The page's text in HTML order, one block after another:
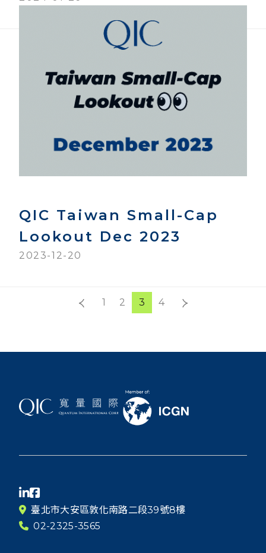
QIC Taiwan Small-Cap
Lookout Dec 2023
2023-12-20
1 2 3 4
臺北市大安區敦化南路二段39號8樓
02-2325-3565